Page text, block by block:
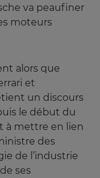
va peaufiner
moteurs
alors que
et
un discours
le début du
à mettre en lien
des
de l’industrie
ses